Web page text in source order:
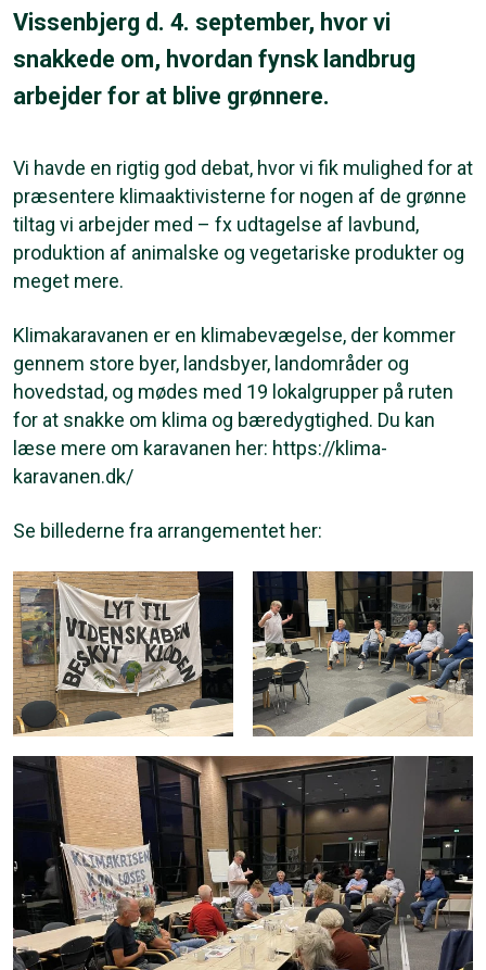
Vissenbjerg d. 4. september, hvor vi
snakkede om, hvordan fynsk landbrug
arbejder for at blive grønnere.
Vi havde en rigtig god debat, hvor vi fik mulighed for at
præsentere klimaaktivisterne for nogen af de grønne
tiltag vi arbejder med – fx udtagelse af lavbund,
produktion af animalske og vegetariske produkter og
meget mere.
Klimakaravanen er en klimabevægelse, der kommer
gennem store byer, landsbyer, landområder og
hovedstad, og mødes med 19 lokalgrupper på ruten
for at snakke om klima og bæredygtighed. Du kan
læse mere om karavanen her: https://klima-
karavanen.dk/
Se billederne fra arrangementet her: